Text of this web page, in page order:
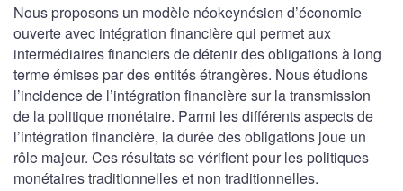
Nous proposons un modèle néokeynésien d’économie
ouverte avec intégration financière qui permet aux
intermédiaires financiers de détenir des obligations à long
terme émises par des entités étrangères. Nous étudions
l’incidence de l’intégration financière sur la transmission
de la politique monétaire. Parmi les différents aspects de
l’intégration financière, la durée des obligations joue un
rôle majeur. Ces résultats se vérifient pour les politiques
monétaires traditionnelles et non traditionnelles.